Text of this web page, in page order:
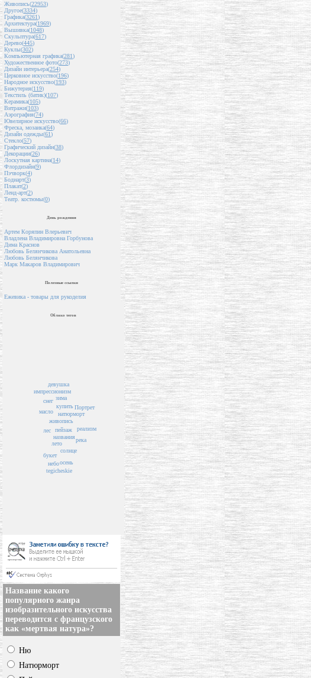
Живопись(22953)
Другое(3334)
Графика(3261)
Архитектура(1969)
Вышивка(1048)
Скульптура(617)
Дерево(445)
Куклы(302)
Компьютерная графика(281)
Художественное фото(273)
Дизайн интерьера(254)
Церковное искусство(196)
Народное искусство(193)
Бижутерия(119)
Текстиль (батик)(107)
Керамика(105)
Витражи(103)
Аэрография(74)
Ювелирное искусство(66)
Фреска, мозаика(64)
Дизайн одежды(61)
Стекло(57)
Графический дизайн(38)
Декорации(26)
Лоскутная картина(14)
Флордизайн(9)
Пэчворк(4)
Бодиарт(3)
Плакат(2)
Ленд-арт(2)
Театр. костюмы(0)
День рождения
Артем Коряпин Влерьевич
Владлена Владимировна Горбунова
Дима Краснов
Любовь Белянчикова Анатольевна
Любовь Белянчикова
Марк Макаров Владимирович
Полезные ссылки
Ежевика - товары для рукоделия
Облако тегов
пейзаж
названия
живопись
лето
натюрморт
купить
солнце
лес
зима
осень
букет
масло
река
снег
tegicheskie
реализм
небо
импрессионизм
Портрет
девушка
Название какого
популярного жанра
изобразительного искусства
переводится с французского
как «мертвая натура»?
Ню
Натюрморт